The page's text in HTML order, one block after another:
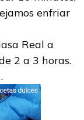
enfriar
Real a
2 a 3 horas.